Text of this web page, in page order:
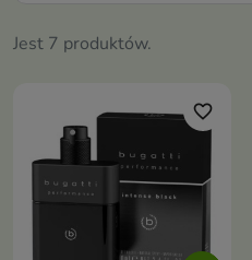
Jest 7 produktów.
favorite_border